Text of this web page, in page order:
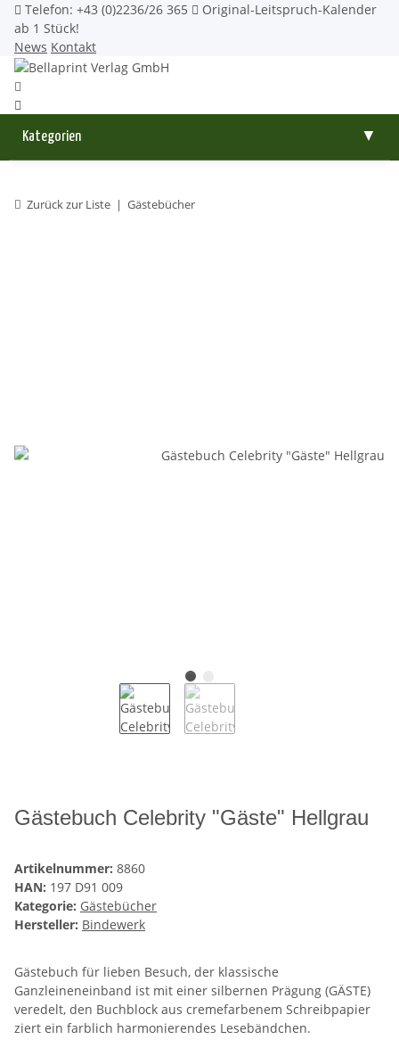
Telefon: +43 (0)2236/26 365
Original-Leitspruch-Kalender
ab 1 Stück!
News Kontakt
Kategorien ▼
Zurück zur Liste Gästebücher
Gästebuch Celebrity "Gäste" Hellgrau
Artikelnummer: 8860
HAN: 197 D91 009
Kategorie: Gästebücher
Hersteller: Bindewerk
Gästebuch für lieben Besuch, der klassische
Ganzleineneinband ist mit einer silbernen Prägung (GÄSTE)
veredelt, den Buchblock aus cremefarbenem Schreibpapier
ziert ein farblich harmonierendes Lesebändchen.